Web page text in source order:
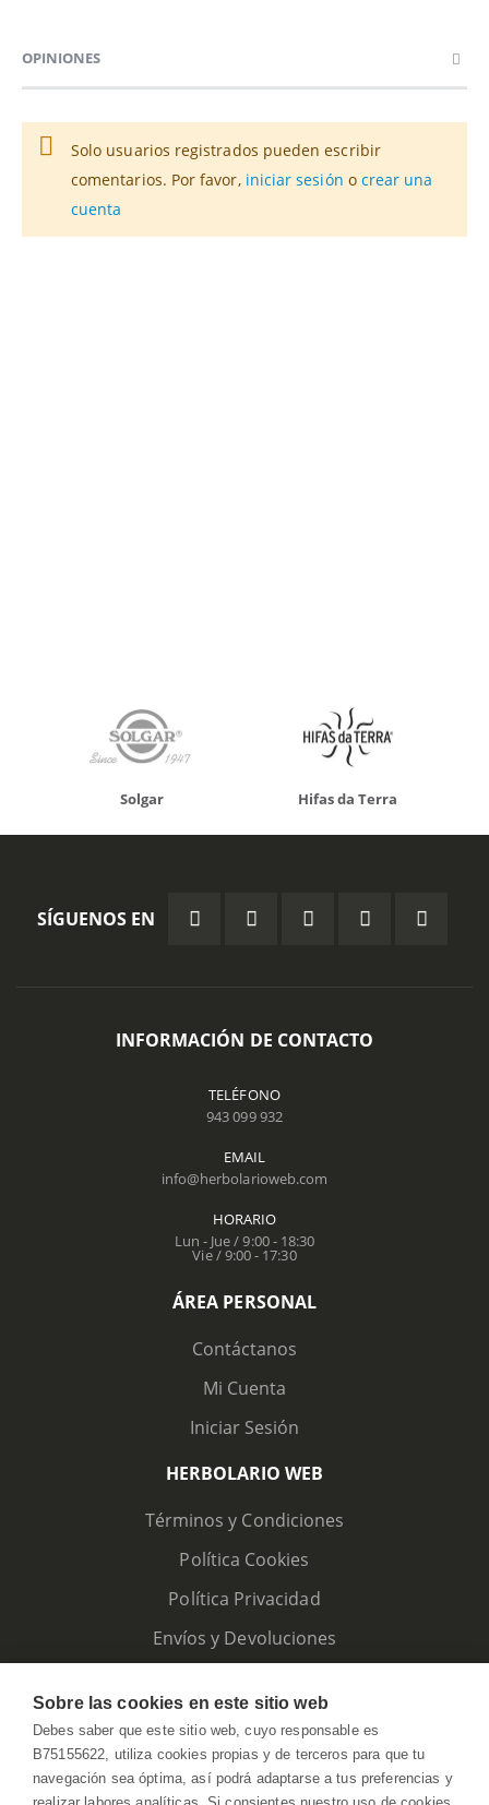
OPINIONES
Solo usuarios registrados pueden escribir
comentarios. Por favor, iniciar sesión o crear una
cuenta
Solgar Hifas da Terra
SÍGUENOS EN
INFORMACIÓN DE CONTACTO
TELÉFONO
943 099 932
EMAIL
info@herbolarioweb.com
HORARIO
Lun - Jue / 9:00 - 18:30
Vie / 9:00 - 17:30
ÁREA PERSONAL
Contáctanos
Mi Cuenta
Iniciar Sesión
HERBOLARIO WEB
Términos y Condiciones
Política Cookies
Política Privacidad
Envíos y Devoluciones
Sobre las cookies en este sitio web
Debes saber que este sitio web, cuyo responsable es
B75155622, utiliza cookies propias y de terceros para que tu
navegación sea óptima, así podrá adaptarse a tus preferencias y